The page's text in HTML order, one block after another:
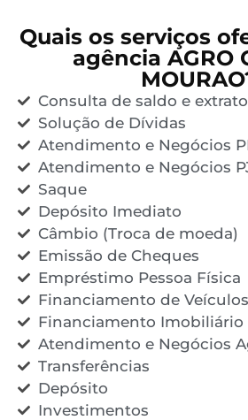
Quais os serviços
agência AGRO
Consulta de saldo e extrato
Solução de Dívidas
Atendimento e Negócios
Atendimento e Negócios
Saque
Depósito Imediato
Câmbio (Troca de moeda)
Emissão de Cheques
Empréstimo Pessoa Física
Financiamento de Veículos
Financiamento Imobiliário
Atendimento e Negócios
Transferências
Depósito
Investimentos